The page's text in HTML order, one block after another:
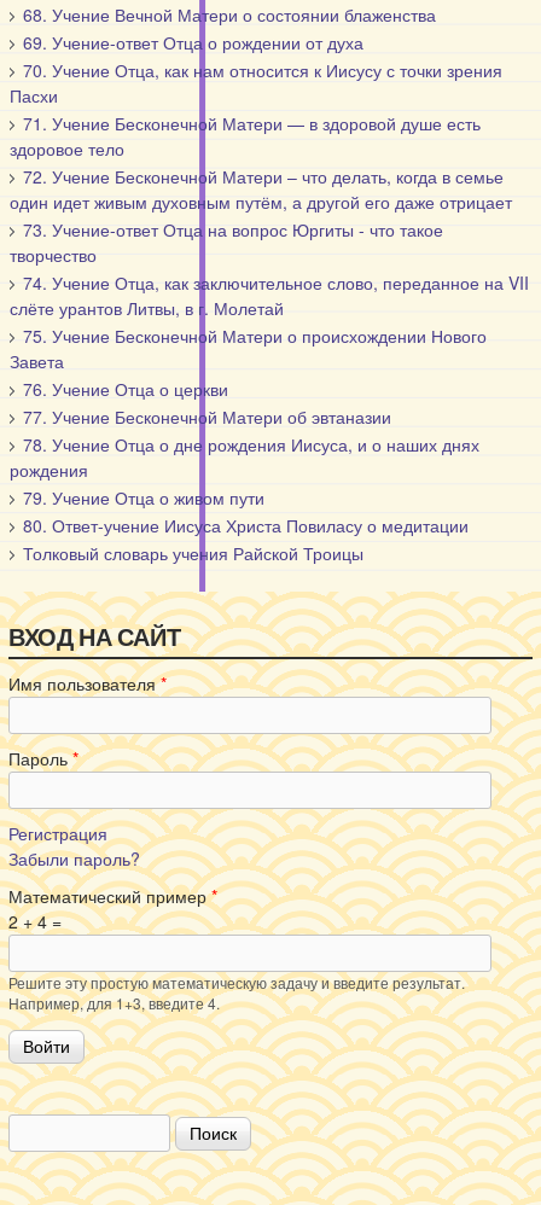
68. Учение Вечной Матери о состоянии блаженства
69. Учение-ответ Отца о рождении от духа
70. Учение Отца, как нам относится к Иисусу с точки зрения
Пасхи
71. Учение Бесконечной Матери — в здоровой душе есть
здоровое тело
72. Учение Бесконечной Матери – что делать, когда в семье
один идет живым духовным путём, а другой его даже отрицает
73. Учение-ответ Отца на вопрос Юргиты - что такое
творчество
74. Учение Отца, как заключительное слово, переданное на VII
слёте урантов Литвы, в г. Молетай
75. Учение Бесконечной Матери о происхождении Нового
Завета
76. Учение Отца о церкви
77. Учение Бесконечной Матери об эвтаназии
78. Учение Отца о дне рождения Иисуса, и о наших днях
рождения
79. Учение Отца о живом пути
80. Ответ-учение Иисуса Христа Повиласу о медитации
Толковый словарь учения Райской Троицы
ВХОД НА САЙТ
Имя пользователя*
Пароль*
Регистрация
Забыли пароль?
Математический пример*
2 + 4 =
Решите эту простую математическую задачу и введите результат.
Например, для 1+3, введите 4.
Форма поиска